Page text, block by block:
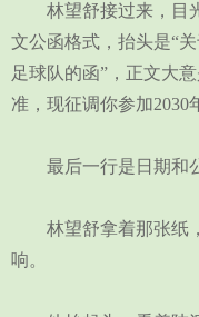
林望舒接过来，目
文公函格式，抬头是“
足球队的函”，正文大
准，现征调你参加2030
最后一行是日期和公
林望舒拿着那张纸，
响。